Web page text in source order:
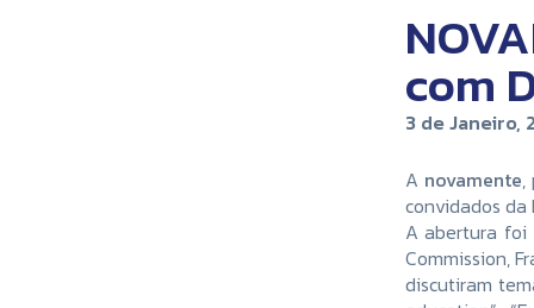
com
3 de Janeiro,
A novamente,
convidados da
A abertura foi
Commission,
discutiram